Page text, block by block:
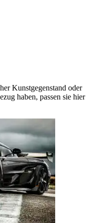
Kunstgegenstand oder
haben, passen sie hier